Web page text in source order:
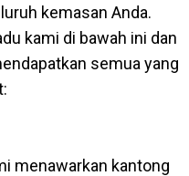
kemasan Anda.
kami di bawah ini dan
semua yang
menawarkan kantong